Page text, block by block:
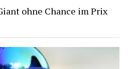
ohne Chance im Prix